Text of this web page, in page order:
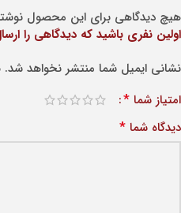
هیچ دیدگاهی برای این محصول
اولین نفری باشید که دیدگاهی را
نشانی ایمیل شما منتشر نخواهد شد.
امتیاز شما *
دیدگاه شما *